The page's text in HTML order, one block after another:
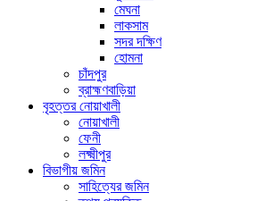
মেঘনা
লাকসাম
সদর দক্ষিণ
হোমনা
চাঁদপুর
ব্রাহ্মণবাড়িয়া
বৃহত্তর নোয়াখালী
নোয়াখালী
ফেনী
লক্ষ্মীপুর
বিভাগীয় জমিন
সাহিত্যের জমিন